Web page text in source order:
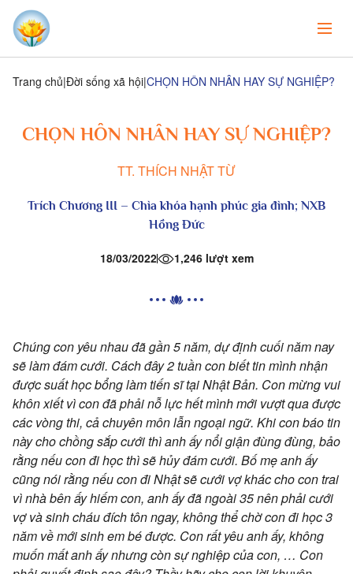
Trang chủ Đời sống xã hội CHỌN HÔN NHÂN HAY SỰ NGHIỆP?
CHỌN HÔN NHÂN HAY SỰ NGHIỆP?
TT. THÍCH NHẬT TỪ
Trích Chương III – Chìa khóa hạnh phúc gia đình; NXB
Hồng Đức
18/03/2022 1,246 lượt xem
Chúng con yêu nhau đã gần 5 năm, dự định cuối năm nay
sẽ làm đám cưới. Cách đây 2 tuần con biết tin mình nhận
được suất học bổng làm tiến sĩ tại Nhật Bản. Con mừng vui
khôn xiết vì con đã phải nỗ lực hết mình mới vượt qua được
các vòng thi, cả chuyên môn lẫn ngoại ngữ. Khi con báo tin
này cho chồng sắp cưới thì anh ấy nổi giận đùng đùng, bảo
rằng nếu con đi học thì sẽ hủy đám cưới. Bố mẹ anh ấy
cũng nói rằng nếu con đi Nhật sẽ cưới vợ khác cho con trai
vì nhà bên ấy hiếm con, anh ấy đã ngoài 35 nên phải cưới
vợ và sinh cháu đích tôn ngay, không thể chờ con đi học 3
năm về mới sinh em bé được. Con rất yêu anh ấy, không
muốn mất anh ấy nhưng còn sự nghiệp của con, … Con